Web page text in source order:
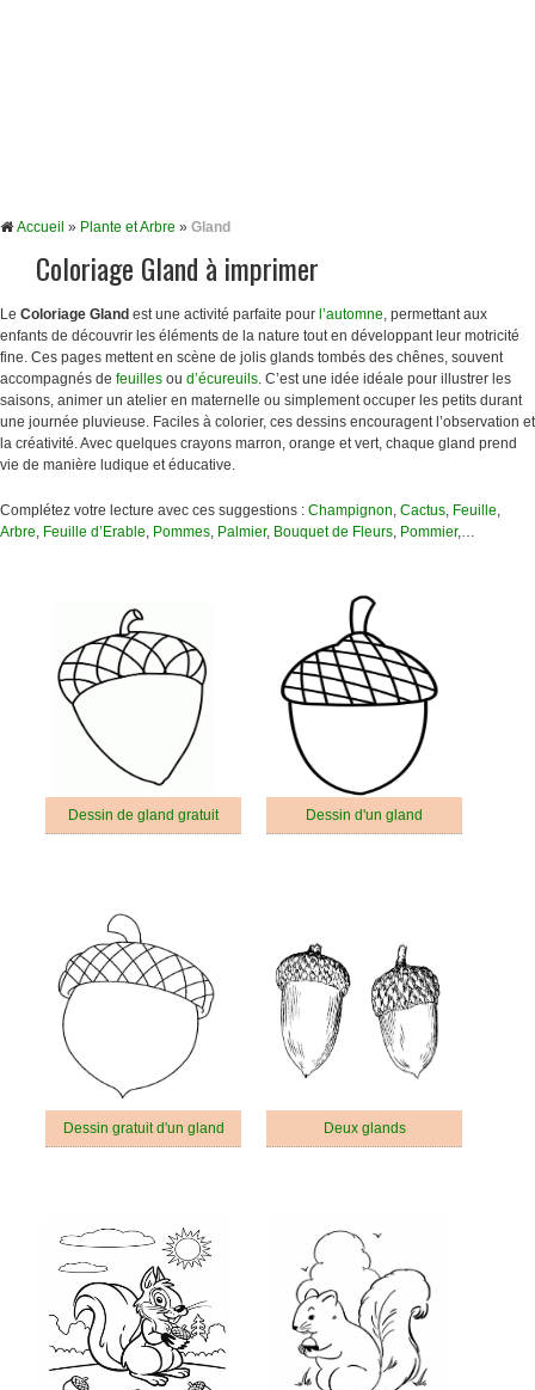
Accueil » Plante et Arbre » Gland
Coloriage Gland à imprimer
Le Coloriage Gland est une activité parfaite pour l’automne, permettant aux
enfants de découvrir les éléments de la nature tout en développant leur motricité
fine. Ces pages mettent en scène de jolis glands tombés des chênes, souvent
accompagnés de feuilles ou d’écureuils. C’est une idée idéale pour illustrer les
saisons, animer un atelier en maternelle ou simplement occuper les petits durant
une journée pluvieuse. Faciles à colorier, ces dessins encouragent l’observation et
la créativité. Avec quelques crayons marron, orange et vert, chaque gland prend
vie de manière ludique et éducative.
Complétez votre lecture avec ces suggestions : Champignon, Cactus, Feuille,
Arbre, Feuille d’Erable, Pommes, Palmier, Bouquet de Fleurs, Pommier,…
Dessin de gland gratuit Dessin d'un gland
Dessin gratuit d'un gland Deux glands